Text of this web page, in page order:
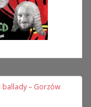
ballady – Gorzów